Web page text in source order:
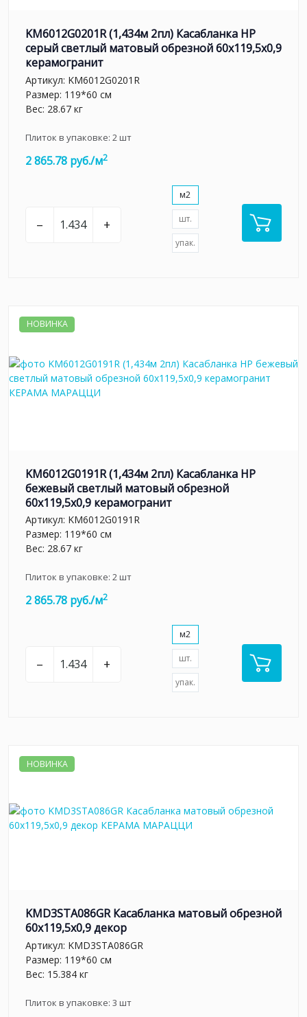
KM6012G0201R (1,434м 2пл) Касабланка HP
серый светлый матовый обрезной 60x119,5x0,9
керамогранит
Артикул: KM6012G0201R
Размер: 119*60 см
Вес: 28.67 кг
Плиток в упаковке: 2шт
2 865.78 руб./м2
– +
м2
шт.
упак.
НОВИНКА
KM6012G0191R (1,434м 2пл) Касабланка HP
бежевый светлый матовый обрезной
60x119,5x0,9 керамогранит
Артикул: KM6012G0191R
Размер: 119*60 см
Вес: 28.67 кг
Плиток в упаковке: 2шт
2 865.78 руб./м2
– +
м2
шт.
упак.
НОВИНКА
KMD3STA086GR Касабланка матовый обрезной
60x119,5x0,9 декор
Артикул: KMD3STA086GR
Размер: 119*60 см
Вес: 15.384 кг
Плиток в упаковке: 3 шт